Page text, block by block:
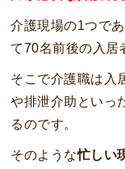
介護現場の1つで
て70名前後の入居
そこで介護職は入
や排泄介助といっ
るのです。
そのような忙しい